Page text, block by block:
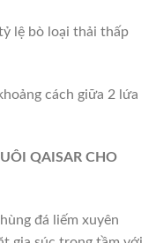
lệ bò loại thải thấp
cách giữa 2 lứa
QAISAR CHO
đá liếm xuyên